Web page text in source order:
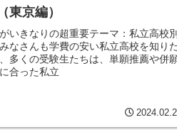
東京編）
いきなりの超重要テーマ：私立高校
なさんも学費の安い私立高校を知り
多くの受験生たちは、単願推薦や併
合った私立